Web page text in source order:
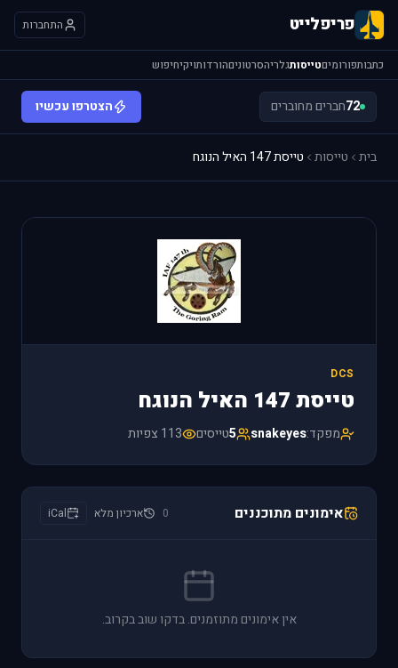
פריפלייט התחברות
כתבותפורומיםטייסותגלריהסרטוניםהורדותויקיחיפוש
72חברים מחוברים הצטרפו עכשיו
בית טייסות טייסת 147 האיל הנוגח
DCS
טייסת 147 האיל הנוגח
מפקד:snakeyes
5טייסים 113 צפיות
אימונים מתוכננים 0 ארכיון מלא iCal
אין אימונים מתוזמנים. בדקו שוב בקרוב.